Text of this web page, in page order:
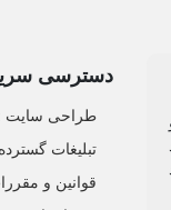
دسترسی
طراحی سایت
تبلیغات
قوانین و